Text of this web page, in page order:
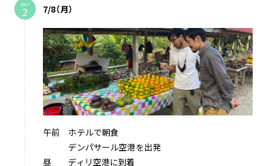
DAY 7/8（月）
午前 ホテルで朝食
デンパサール空港を出発
昼 ディリ空港に到着